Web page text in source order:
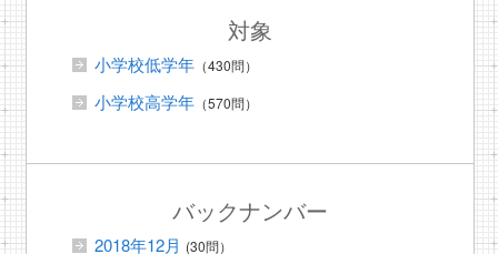
対象
小学校低学年（430問）
小学校高学年（570問）
バックナンバー
2018年12月 (30問）